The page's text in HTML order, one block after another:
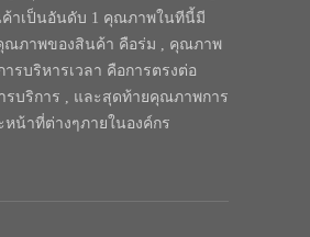
าเป็นอันดับ 1 คุณภาพในทีนี้มี
ณภาพของสินค้า คือร่ม , คุณภาพ
รบริหารเวลา คือการตรงต่อ
รบริการ , และสุดท้ายคุณภาพการ
น้าที่ต่างๆภายในองค์กร